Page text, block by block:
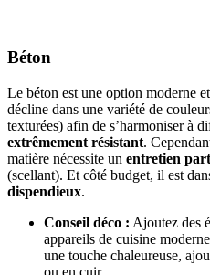
Béton
Le béton est une option moderne
décline dans une variété de
texturées) afin de s’harmoniser à
extrêmement résistant.
matière nécessite un entretien
(scellant). Et côté budget, il est
dispendieux.
Conseil déco : Ajoutez des
appareils de cuisine
une touche chaleureuse,
ou en cuir.